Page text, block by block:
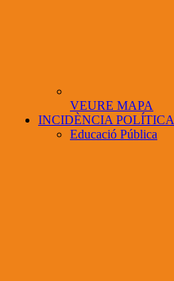
VEURE MAPA
INCIDÈNCIA POLÍTICA
Educació Pública